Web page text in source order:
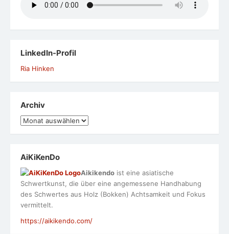
LinkedIn-Profil
Ria Hinken
Archiv
Archiv
AiKiKenDo
Aikikendo ist eine asiatische
Schwertkunst, die über eine angemessene Handhabung
des Schwertes aus Holz (Bokken) Achtsamkeit und Fokus
vermittelt.
https://aikikendo.com/